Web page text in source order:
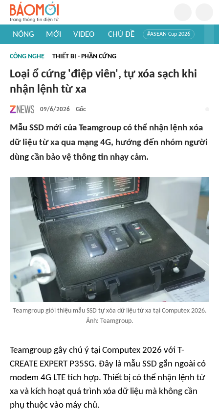
NÓNG MỚI VIDEO CHỦ ĐỀ #ASEAN Cup 2026
#Khám phá thế giới
CÔNG NGHỆ THIẾT BỊ - PHẦN CỨNG
Loại ổ cứng 'điệp viên', tự xóa sạch khi
nhận lệnh từ xa
09/6/2026 Gốc
Mẫu SSD mới của Teamgroup có thể nhận lệnh xóa
dữ liệu từ xa qua mạng 4G, hướng đến nhóm người
dùng cần bảo vệ thông tin nhạy cảm.
Teamgroup giới thiệu mẫu SSD tự xóa dữ liệu từ xa tại Computex 2026.
Ảnh: Teamgroup.
Teamgroup gây chú ý tại Computex 2026 với T-
CREATE EXPERT P35SG. Đây là mẫu SSD gắn ngoài có
modem 4G LTE tích hợp. Thiết bị có thể nhận lệnh từ
xa và kích hoạt quá trình xóa dữ liệu mà không cần
phụ thuộc vào máy chủ.